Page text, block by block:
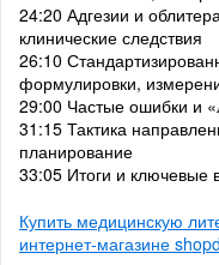
24:20 Адгезии и
клинические следствия
26:10
формулировки,
29:00 Частые ошибки и
31:15 Тактика
планирование
33:05 Итоги и ключевые
Купить медицинскую
интернет-магазине